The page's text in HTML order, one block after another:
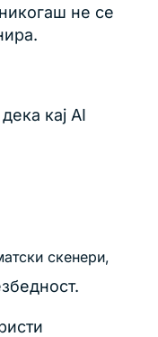
не се
кај AI
скенери,